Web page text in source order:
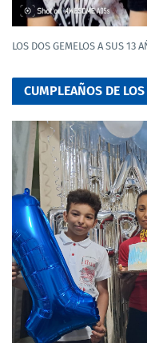
LOS DOS GEMELOS A SUS 13
CUMPLEAÑOS DE